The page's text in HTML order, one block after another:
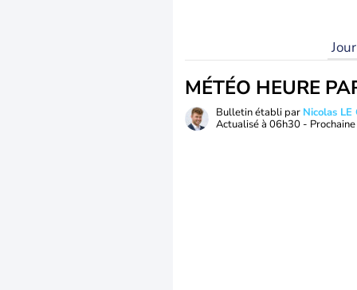
MÉTÉO HEURE
Bulletin établi par Nicolas LE
Actualisé à 06h30 -